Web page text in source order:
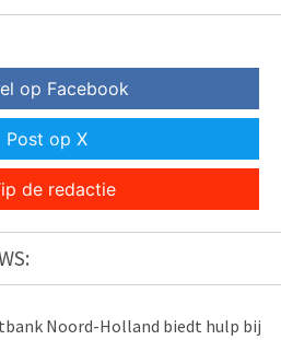
op Facebook
Post op X
de redactie
Noord-Holland biedt hulp bij